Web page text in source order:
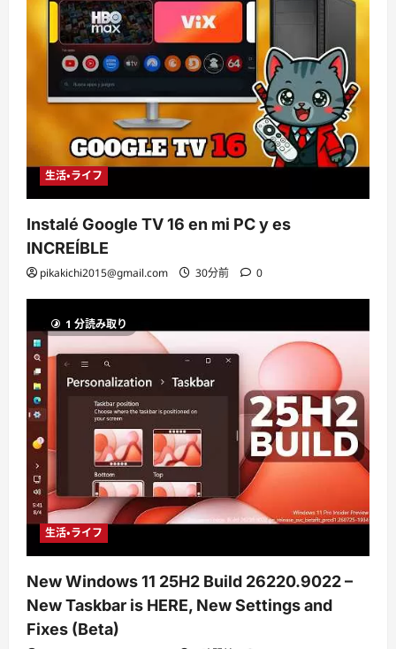
生活・ライフ
Instalé Google TV 16 en mi PC y es
INCREÍBLE
pikakichi2015@gmail.com 30分前 0
1 分読み取り
生活・ライフ
New Windows 11 25H2 Build 26220.9022 –
New Taskbar is HERE, New Settings and
Fixes (Beta)